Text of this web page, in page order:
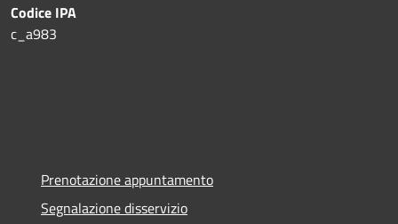
Codice IPA
c_a983
Prenotazione appuntamento
Segnalazione disservizio